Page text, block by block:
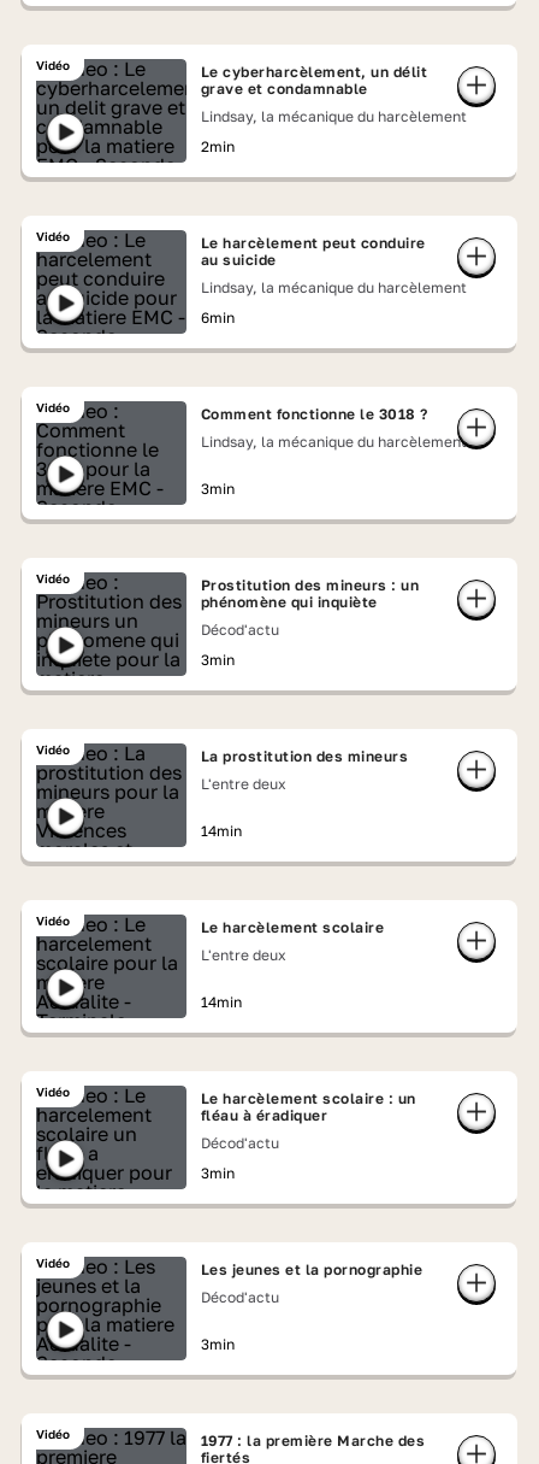
Vidéo
Le cyberharcèlement, un délit
grave et condamnable
Lindsay, la mécanique du harcèlement
2min
Vidéo
Le harcèlement peut conduire
au suicide
Lindsay, la mécanique du harcèlement
6min
Vidéo
Comment fonctionne le 3018 ?
Lindsay, la mécanique du harcèlement
3min
Vidéo
Prostitution des mineurs : un
phénomène qui inquiète
Décod'actu
3min
Vidéo
La prostitution des mineurs
L'entre deux
14min
Vidéo
Le harcèlement scolaire
L'entre deux
14min
Vidéo
Le harcèlement scolaire : un
fléau à éradiquer
Décod'actu
3min
Vidéo
Les jeunes et la pornographie
Décod'actu
3min
Vidéo
1977 : la première Marche des
fiertés